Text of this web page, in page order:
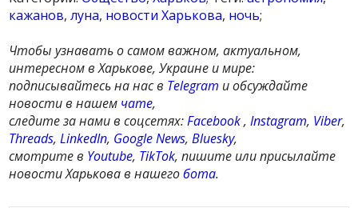
кажанов,луна, новости Харькова, ночь;
Чтобы узнавать о самом важном, актуальном,
интересном в Харькове, Украине и мире:
подписывайтесь на нас в Telegram и обсуждайте
новости в нашем чате,
следите за нами в соцсетях:Facebook,Instagram, Viber,
Threads,LinkedIn, Google News,Bluesky,
смотрите в Youtube, TikTok, пишите или присылайте
новости Харькова в нашегобота.